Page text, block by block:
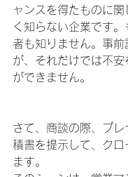
ャンスを得たものに関
く知らない企業です
者も知りません。事前
が、それだけでは不安
ができません。
さて、商談の際、プレ
積書を提示して、クロ
ます。